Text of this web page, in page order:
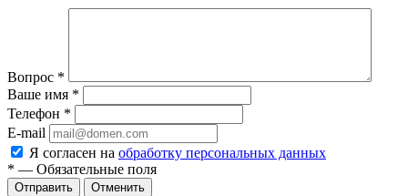
Вопрос *
Ваше имя *
Телефон *
E-mail
Я согласен на обработку персональных данных
* — Обязательные поля
Отменить